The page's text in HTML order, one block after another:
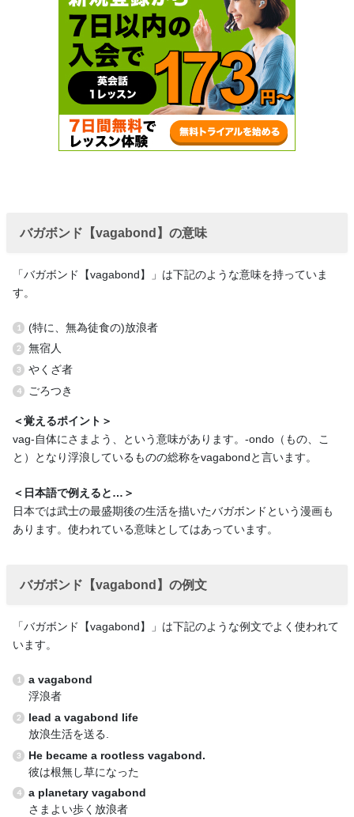
バガボンド【vagabond】の意味
「バガボンド【vagabond】」は下記のような意味を持っていま
す。
(特に、無為徒食の)放浪者
無宿人
やくざ者
ごろつき
＜覚えるポイント＞
vag-自体にさまよう、という意味があります。-ondo（もの、こ
と）となり浮浪しているものの総称をvagabondと言います。
＜日本語で例えると…＞
日本では武士の最盛期後の生活を描いたバガボンドという漫画も
あります。使われている意味としてはあっています。
バガボンド【vagabond】の例文
「バガボンド【vagabond】」は下記のような例文でよく使われて
います。
a vagabond
浮浪者
lead a vagabond life
放浪生活を送る.
He became a rootless vagabond.
彼は根無し草になった
a planetary vagabond
さまよい歩く放浪者